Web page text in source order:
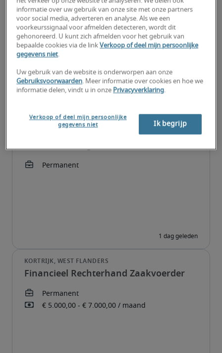
Responsable Comptable
Financieel Rechterhand Zaakvoerder
informatie over uw gebruik van onze site met onze partners
voor social media, adverteren en analyse. Als we een
voorkeurssignaal voor afmelden detecteren, wordt dit
gehonoreerd. U kunt zich afmelden voor het gebruik van
bepaalde cookies via de linkVerkoop of deel mijn persoonlijke
gegevens niet.
Uw gebruik van de website is onderworpen aan onze
Gebruiksvoorwaarden. Meer informatie over cookies en hoe we
informatie delen, vindt u in onze Privacyverklaring.
Verkoop of deel mijn persoonlijke
gegevens niet
Ik begrijp